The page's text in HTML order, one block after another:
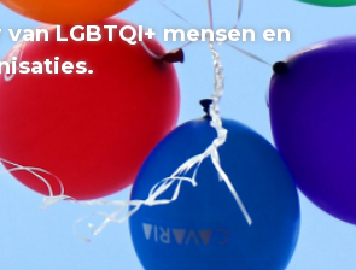
LGBTQI+ mensen en